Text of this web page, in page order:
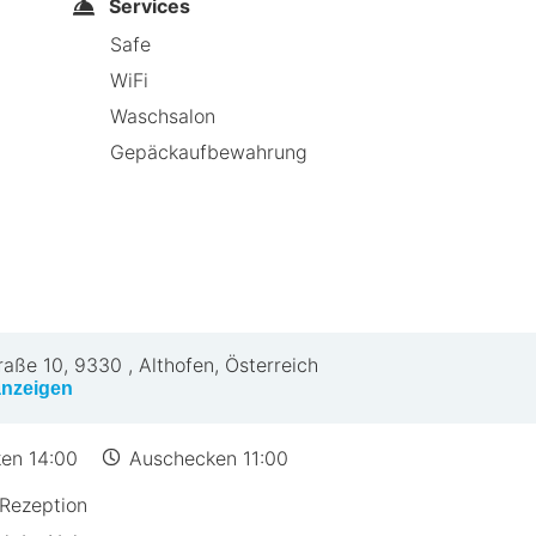
Mittelkärnten
über kein eigenes Restaurant, doch in der
Bed & Breakfast
HotelSpecials
Services
Safe
WiFi
Waschsalon
Gepäckaufbewahrung
10, 9330 , Althofen, Österreich
14:00
Auschecken 11:00